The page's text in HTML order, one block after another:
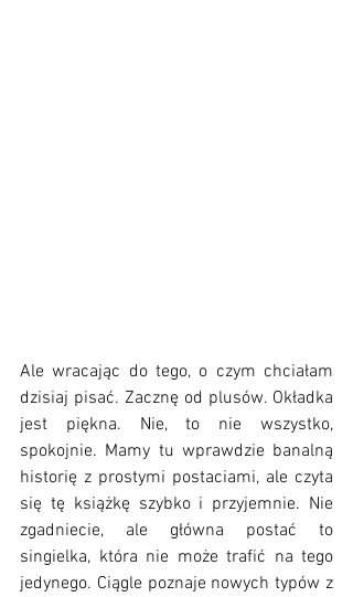
Ale wracając do tego, o czym chciałam
dzisiaj pisać. Zacznę od plusów. Okładka
jest piękna. Nie, to nie wszystko,
spokojnie. Mamy tu wprawdzie banalną
historię z prostymi postaciami, ale czyta
się tę książkę szybko i przyjemnie. Nie
zgadniecie, ale główna postać to
singielka, która nie może trafić na tego
jedynego. Ciągle poznaje nowych typów z